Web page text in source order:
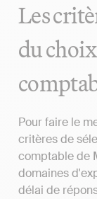
Les
du
Pour faire le
critères de
comptable de
domaines
délai de